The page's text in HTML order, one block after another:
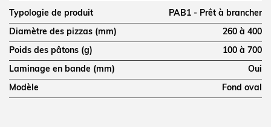
Typologie de produit PAB1 - Prêt à brancher
Diamètre des pizzas (mm) 260 à 400
Poids des pâtons (g) 100 à 700
Laminage en bande (mm) Oui
Modèle Fond oval